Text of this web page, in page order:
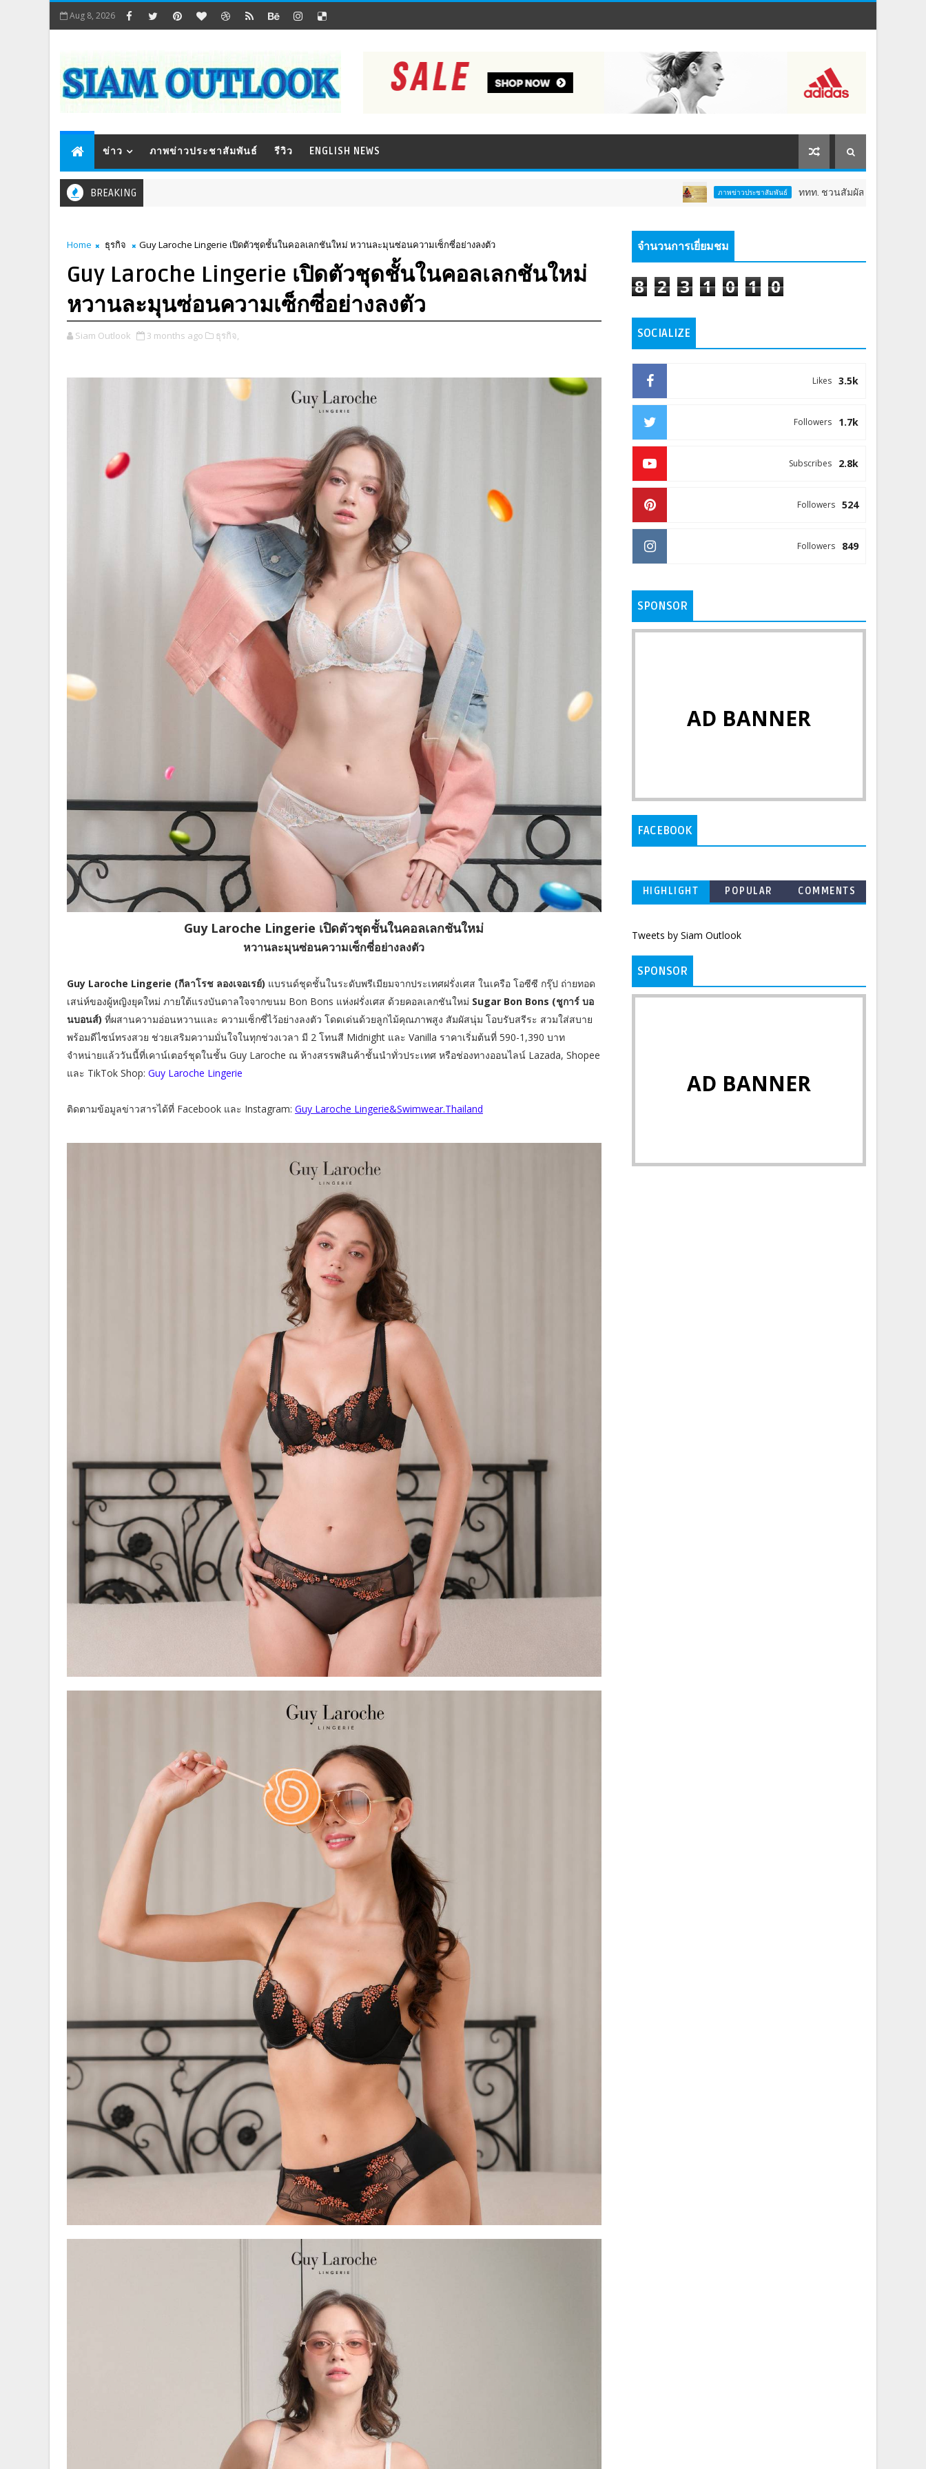
Aug 8, 2026
ข่าว ภาพข่าวประชาสัมพันธ์ รีวิว ENGLISH NEWS
BREAKING ภาพข่าวประชาสัมพันธ์ ททท. ชวนสัมผัสพลังแห่งศรัทธา ร่วมงาน "
Home ธุรกิจ Guy Laroche Lingerie เปิดตัวชุดชั้นในคอลเลกชันใหม่ หวานละมุนซ่อนความเซ็กซี่อย่างลงตัว
Guy Laroche Lingerie เปิดตัวชุดชั้นในคอลเลกชันใหม่
หวานละมุนซ่อนความเซ็กซี่อย่างลงตัว
Siam Outlook 3 months ago ธุรกิจ,
Guy Laroche Lingerie เปิดตัวชุดชั้นในคอลเลกชันใหม่
หวานละมุนซ่อนความเซ็กซี่อย่างลงตัว
Guy Laroche Lingerie (กีลาโรช ลองเจอเรย์) แบรนด์ชุดชั้นในระดับพรีเมียมจากประเทศฝรั่งเศส ในเครือ โอซีซี กรุ๊ป ถ่ายทอด
เสน่ห์ของผู้หญิงยุคใหม่ ภายใต้แรงบันดาลใจจากขนม Bon Bons แห่งฝรั่งเศส ด้วยคอลเลกชันใหม่ Sugar Bon Bons (ชูการ์ บอ
นบอนส์) ที่ผสานความอ่อนหวานและ ความเซ็กซี่ไว้อย่างลงตัว โดดเด่นด้วยลูกไม้คุณภาพสูง สัมผัสนุ่ม โอบรับสรีระ สวมใส่สบาย
พร้อมดีไซน์ทรงสวย ช่วยเสริมความมั่นใจในทุกช่วงเวลา มี 2 โทนสี Midnight และ Vanilla ราคาเริ่มต้นที่ 590-1,390 บาท
จำหน่ายแล้ววันนี้ที่เคาน์เตอร์ชุดในชั้น Guy Laroche ณ ห้างสรรพสินค้าชั้นนำทั่วประเทศ หรือช่องทางออนไลน์ Lazada, Shopee
และ TikTok Shop: Guy Laroche Lingerie
ติดตามข้อมูลข่าวสารได้ที่ Facebook และ Instagram: Guy Laroche Lingerie&Swimwear.Thailand
จำนวนการเยี่ยมชม
8 2 3 1 0 1 0
SOCIALIZE
3.5k
Likes
1.7k
Followers
2.8k
Subscribes
524
Followers
849
Followers
SPONSOR
AD BANNER
FACEBOOK
HIGHLIGHT POPULAR COMMENTS
Tweets by Siam Outlook
SPONSOR
AD BANNER